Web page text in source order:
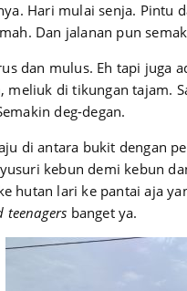
Hari mulai senja. Pintu
Dan jalanan pun
dan mulus. Eh tapi juga
di tikungan tajam.
deg-degan.
di antara bukit dengan
kebun demi kebun
hutan lari ke pantai aja
teenagers banget ya.